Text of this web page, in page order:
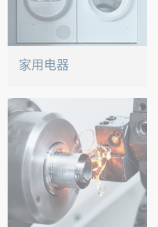
家用电器
们都确保精密连接。